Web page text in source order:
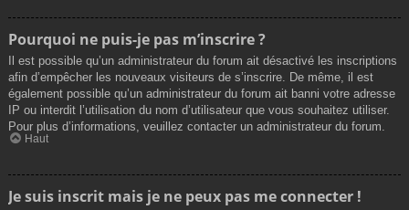
Pourquoi ne puis-je pas m’inscrire ?
Il est possible qu’un administrateur du forum ait désactivé les inscriptions
afin d’empêcher les nouveaux visiteurs de s’inscrire. De même, il est
également possible qu’un administrateur du forum ait banni votre adresse
IP ou interdit l’utilisation du nom d’utilisateur que vous souhaitez utiliser.
Pour plus d’informations, veuillez contacter un administrateur du forum.
Haut
Je suis inscrit mais je ne peux pas me connecter !